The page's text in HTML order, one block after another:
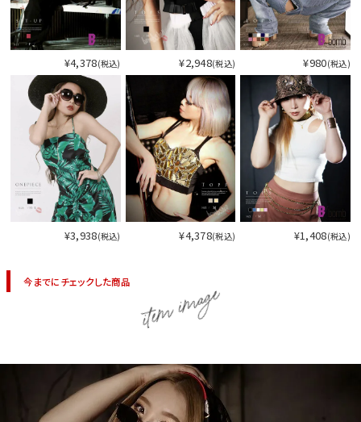
¥4,378(税込) ¥2,948(税込) ¥980(税込)
¥3,938(税込) ¥4,378(税込) ¥1,408(税込)
今までにチェックした商品 item image